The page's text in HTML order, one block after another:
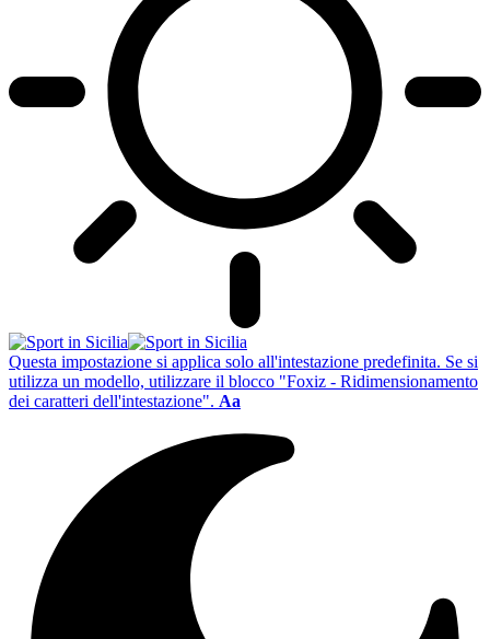
Questa impostazione si applica solo all'intestazione predefinita. Se si
utilizza un modello, utilizzare il blocco "Foxiz - Ridimensionamento
dei caratteri dell'intestazione". Aa